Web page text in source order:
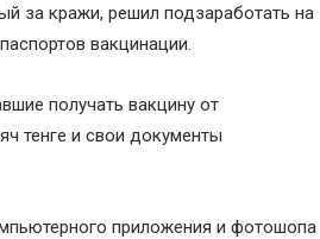
за кражи, решил подзаработать на
вакцинации.
получать вакцину от
тенге и свои документы
приложения и фотошопа